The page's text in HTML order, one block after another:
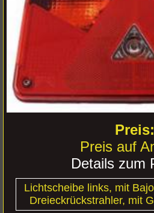
Preis auf
Lichtscheibe links, mit
Dreieckrückstrahler, mit
Details zum